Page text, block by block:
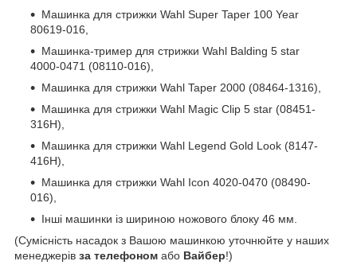
Машинка для стрижки Wahl Super Taper 100 Year
80619-016,
Машинка-тример для стрижки Wahl Balding 5 star
4000-0471 (08110-016),
Машинка для стрижки Wahl Taper 2000 (08464-1316),
Машинка для стрижки Wahl Magic Clip 5 star (08451-
316H),
Машинка для стрижки Wahl Legend Gold Look (8147-
416H),
Машинка для стрижки Wahl Icon 4020-0470 (08490-
016),
Інші машинки із шириною ножового блоку 46 мм.
(Сумісність насадок з Вашою машинкою уточнюйте у наших
менеджерів за телефоном або Вайбер!)